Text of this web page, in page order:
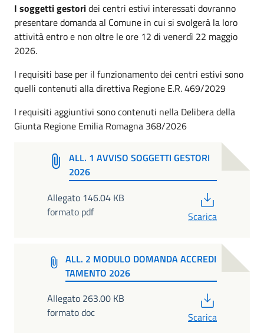
I soggetti gestoridei centri estivi interessati dovranno
presentare domanda al Comune in cui si svolgerà la loro
attività entro e non oltre le ore 12 di venerdì 22 maggio
2026.
I requisiti base per il funzionamento dei centri estivi sono
quelli contenuti alla direttiva Regione E.R. 469/2029
I requisiti aggiuntivi sono contenuti nella Delibera della
Giunta Regione Emilia Romagna 368/2026
ALL. 1 AVVISO SOGGETTI GESTORI
2026
Allegato 146.04 KB
formato pdf
Scarica
ALL. 2 MODULO DOMANDA ACCREDI
TAMENTO 2026
Allegato 263.00 KB
formato doc
Scarica